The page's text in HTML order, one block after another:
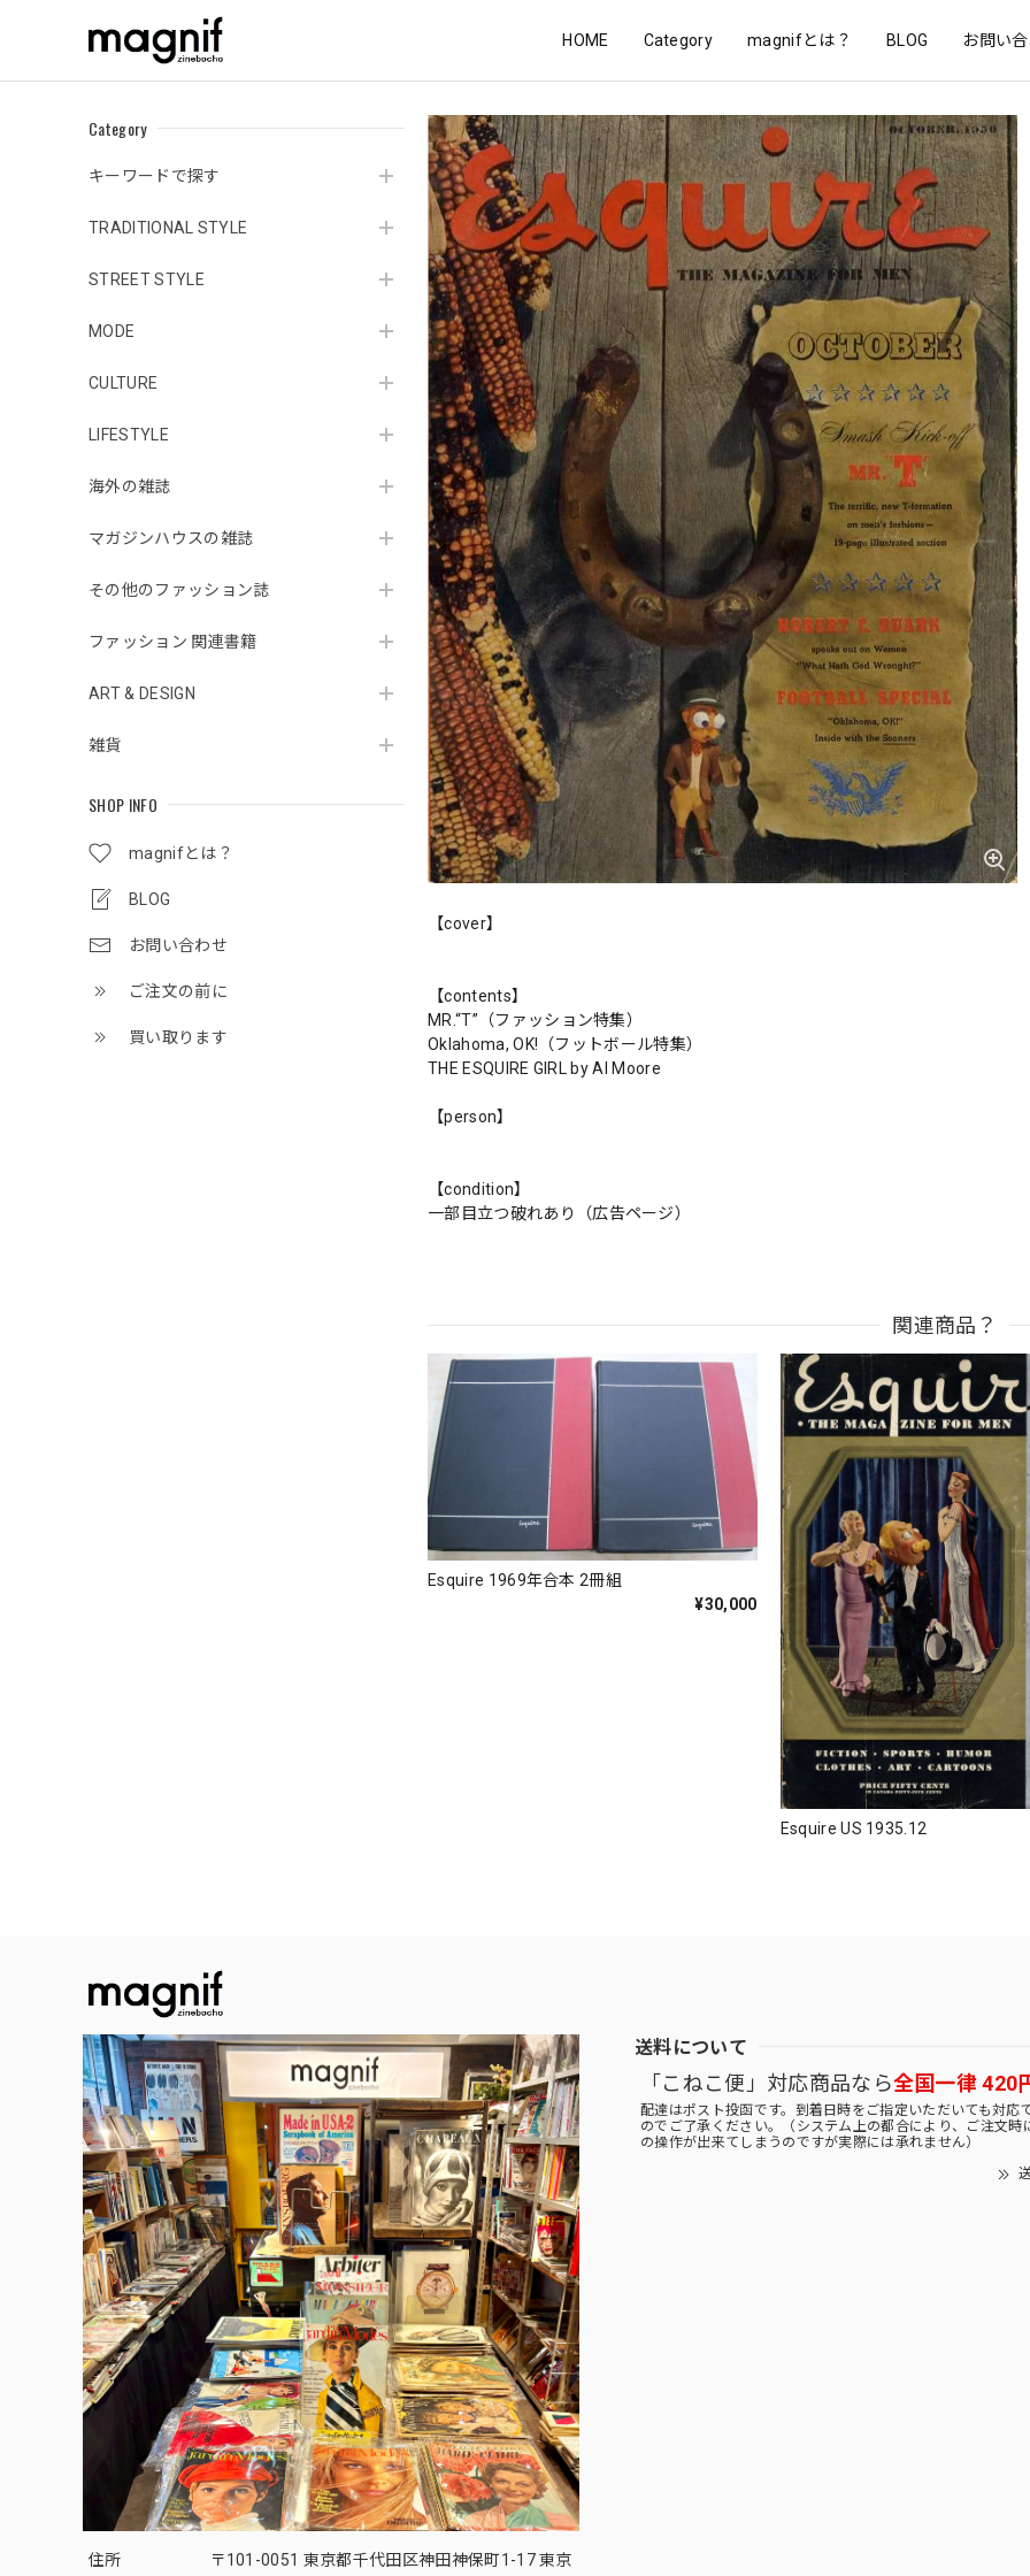
HOME Category magnifとは？ BLOG お問い
Category
キーワードで探す
TRADITIONAL STYLE
STREET STYLE
MODE
CULTURE
LIFESTYLE
海外の雑誌
マガジンハウスの雑誌
その他のファッション誌
ファッション 関連書籍
ART & DESIGN
雑貨
SHOP INFO
magnifとは？
BLOG
お問い合わせ
ご注文の前に
買い取ります
【cover】
【contents】
MR.“T”（ファッション特集）
Oklahoma, OK!（フットボール特集）
THE ESQUIRE GIRL by Al Moore
【person】
【condition】
一部目立つ破れあり（広告ページ）
関連商品？
Esquire 1969年合本 2冊組
¥30,000
Esquire US 1935.12
住所
〒101-0051 東京都千代田区神田神保町1-17 東京
送料について
「こねこ便」対応商品なら全国一律 420
配達はポスト投函です。到着日時をご指定いただいても対応
のでご了承ください。（システム上の都合により、ご注文時
の操作が出来てしまうのですが実際には承れません）